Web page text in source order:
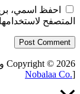
احفظ اسمي،
المتصفح
Copyright © 2026 وظائف مدرسين في الامارات | Powered by [
Nobalaa Co.]